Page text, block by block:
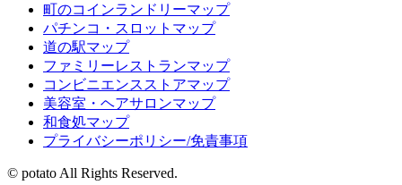
町のコインランドリーマップ
パチンコ・スロットマップ
道の駅マップ
ファミリーレストランマップ
コンビニエンスストアマップ
美容室・ヘアサロンマップ
和食処マップ
プライバシーポリシー/免責事項
© potato All Rights Reserved.